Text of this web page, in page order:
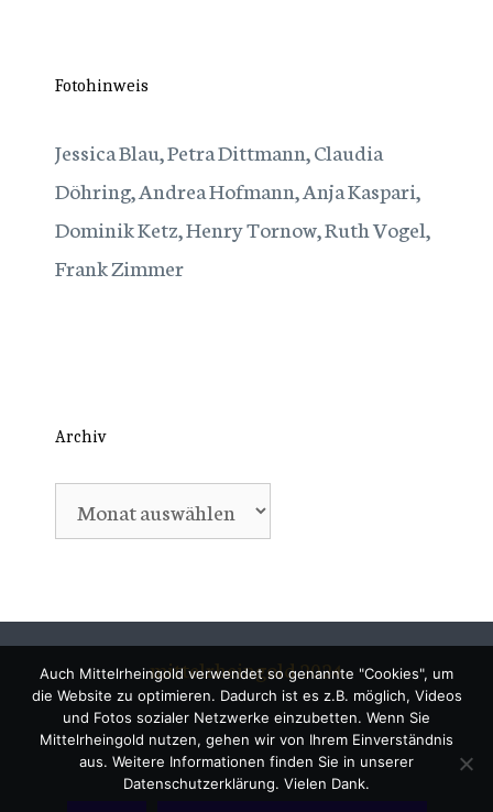
Fotohinweis
Jessica Blau, Petra Dittmann, Claudia
Döhring, Andrea Hofmann, Anja Kaspari,
Dominik Ketz, Henry Tornow, Ruth Vogel,
Frank Zimmer
Archiv
Archiv
mittelrheingold 2024
Auch Mittelrheingold verwendet so genannte "Cookies", um
die Website zu optimieren. Dadurch ist es z.B. möglich, Videos
und Fotos sozialer Netzwerke einzubetten. Wenn Sie
Mittelrheingold nutzen, gehen wir von Ihrem Einverständnis
aus. Weitere Informationen finden Sie in unserer
Datenschutzerklärung. Vielen Dank.